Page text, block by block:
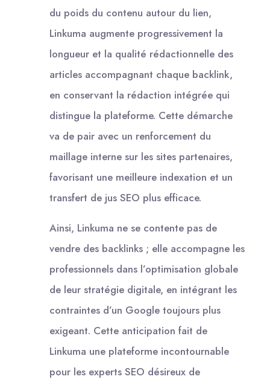
du poids du contenu autour du lien,
Linkuma augmente progressivement la
longueur et la qualité rédactionnelle des
articles accompagnant chaque backlink,
en conservant la rédaction intégrée qui
distingue la plateforme. Cette démarche
va de pair avec un renforcement du
maillage interne sur les sites partenaires,
favorisant une meilleure indexation et un
transfert de jus SEO plus efficace.
Ainsi, Linkuma ne se contente pas de
vendre des backlinks ; elle accompagne les
professionnels dans l’optimisation globale
de leur stratégie digitale, en intégrant les
contraintes d’un Google toujours plus
exigeant. Cette anticipation fait de
Linkuma une plateforme incontournable
pour les experts SEO désireux de